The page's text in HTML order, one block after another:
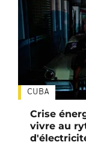
CUBA
Crise
vivre au